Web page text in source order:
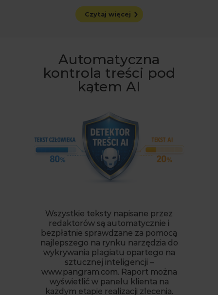
Czytaj więcej
Automatyczna
kontrola treści pod
kątem AI
Wszystkie teksty napisane przez
redaktorów są automatycznie i
bezpłatnie sprawdzane za pomocą
najlepszego na rynku narzędzia do
wykrywania plagiatu opartego na
sztucznej inteligencji –
www.pangram.com. Raport można
wyświetlić w panelu klienta na
każdym etapie realizacji zlecenia.